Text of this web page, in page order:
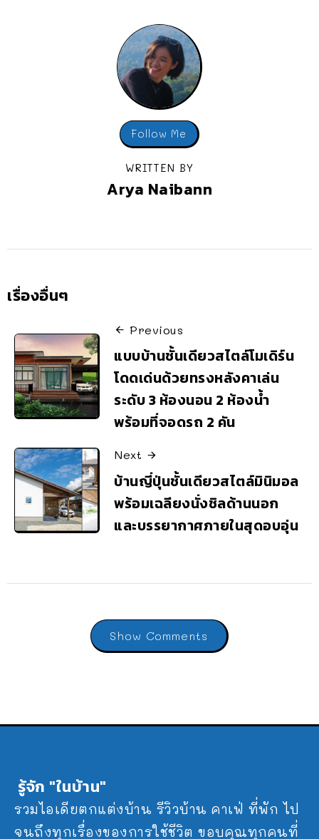
Follow Me
WRITTEN BY
Arya Naibann
เรื่องอื่นๆ
Previous
แบบบ้านชั้นเดียวสไตล์โมเดิร์น
โดดเด่นด้วยทรงหลังคาเล่น
ระดับ 3 ห้องนอน 2 ห้องน้ำ
พร้อมที่จอดรถ 2 คัน
Next
บ้านญี่ปุ่นชั้นเดียวสไตล์มินิมอล
พร้อมเฉลียงนั่งชิลด้านนอก
และบรรยากาศภายในสุดอบอุ่น
Show Comments
รู้จัก "ในบ้าน"
รวมไอเดียตกแต่งบ้าน รีวิวบ้าน คาเฟ่ ที่พัก ไป
จนถึงทุกเรื่องของการใช้ชีวิต ขอบคุณทุกคนที่